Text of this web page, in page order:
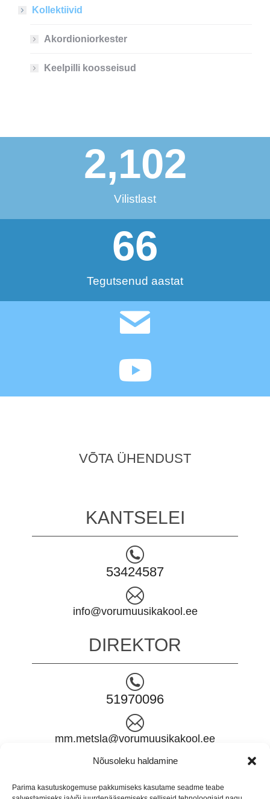
Nõusoleku haldamine
Parima kasutuskogemuse pakkumiseks kasutame seadme teabe
Kollektiivid
Akordioniorkester
Keelpilli koosseisud
Vilistlast
2,102
Tegutsenud aastat
66
VÕTA ÜHENDUST
KANTSELEI
53424587
info@vorumuusikakool.ee
DIREKTOR
51970096
mm.metsla@vorumuusikakool.ee